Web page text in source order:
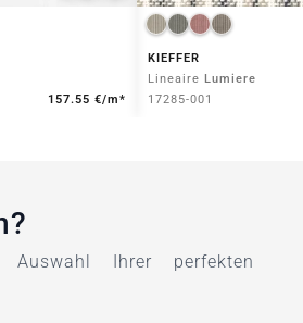
157.55 €/m*
KIEFFER
Lineaire Lumiere
17285-001
Ihrer perfekten